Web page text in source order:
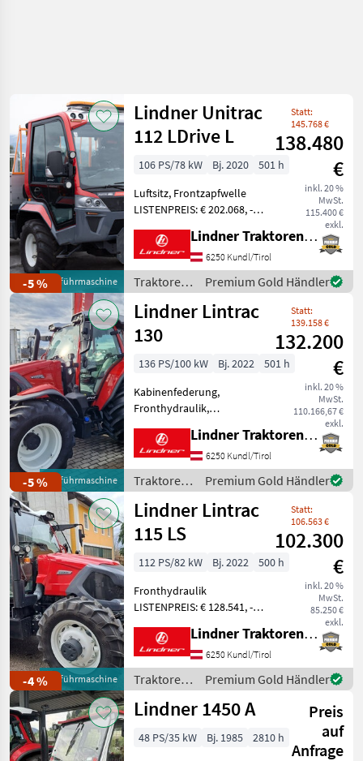
-5 %Vorführmaschine
Lindner Unitrac
112 LDrive L
Statt:
145.768 €
138.480
€
inkl. 20 %
MwSt.
115.400 €
exkl.
106 PS/78 kW Bj. 2020
501 h
Luftsitz, Frontzapfwelle
LISTENPREIS: € 202.068, -
AUSSTATTUNG: 50 km/h, 4-
Radlenkung und
Hinterachsverstellung,
Rückfahrkamera mit
Magnetfuß ink
Lindner Traktorenwerk GesmbH
6250 Kundl/Tirol
Traktoren
/ Lindner
Premium Gold Händler
-5 %Vorführmaschine
Lindner Lintrac
130
Statt:
139.158 €
132.200
€
inkl. 20 %
MwSt.
110.166,67 €
exkl.
136 PS/100 kW Bj. 2022
501 h
Kabinenfederung,
Fronthydraulik,
LISTENPREIS: € 183.630, -
inkl. 20% MwSt. TOP-
AUSSTATTUNG: 5
Steuergeräte,
Bauartgeschwindigkeit
50km/h, Druckluftbrem
Lindner Traktorenwerk GesmbH
6250 Kundl/Tirol
Traktoren
/ Lindner
Premium Gold Händler
-4 %Vorführmaschine
Lindner Lintrac
115 LS
Statt:
106.563 €
102.300
€
inkl. 20 %
MwSt.
85.250 €
exkl.
112 PS/82 kW Bj. 2022
500 h
Fronthydraulik
LISTENPREIS: € 128.541, -
AUSSTATTUNG:
Druckluftbremse,
Fronthydraulik, Hub &
Druckeinrichtung,
Kabinenfederung,
Klimaanlage, 5 S
Lindner Traktorenwerk GesmbH
6250 Kundl/Tirol
Traktoren
/ Lindner
Premium Gold Händler
Lindner 1450 A
Preis
auf
Anfrage
48 PS/35 kW Bj. 1985 2810 h